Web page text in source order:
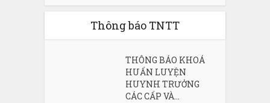
Thông báo TNTT
THÔNG BÁO KHOÁ
HUẤN LUYỆN
HUYNH TRƯỞNG
CÁC CẤP VÀ...